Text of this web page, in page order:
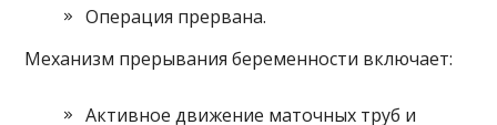
Операция прервана.
Механизм прерывания беременности включает:
Активное движение маточных труб и